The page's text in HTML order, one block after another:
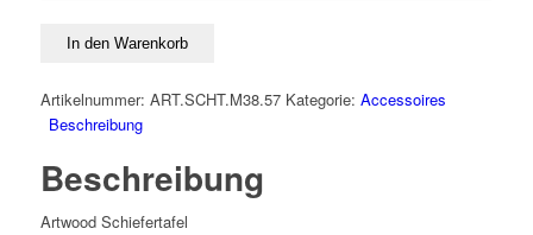
In den Warenkorb
Artikelnummer: ART.SCHT.M38.57 Kategorie: Accessoires
Beschreibung
Beschreibung
Artwood Schiefertafel